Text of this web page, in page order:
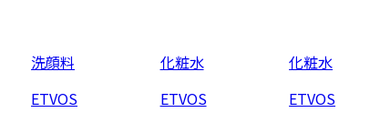
洗顔料
ETVOS
化粧水
ETVOS
化粧水
ETVOS